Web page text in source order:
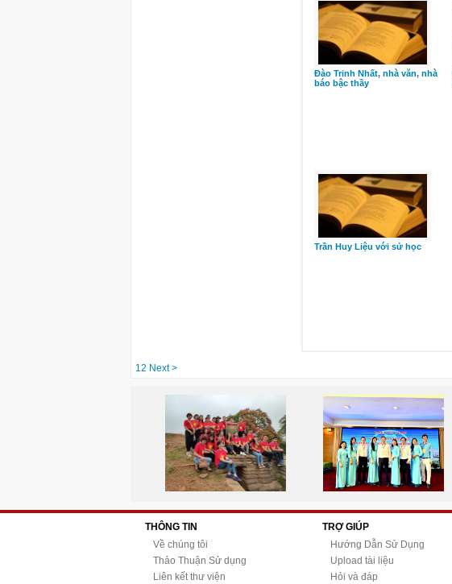
Đào Trinh Nhất, nhà văn, nhà
báo bậc thầy
Trần Huy Liệu với sử học
12 Next >
THÔNG TIN
Về chúng tôi
Thảo Thuận Sử dụng
Liên kết thư viện
TRỢ GIÚP
Hướng Dẫn Sử Dụng
Upload tài liệu
Hỏi và đáp